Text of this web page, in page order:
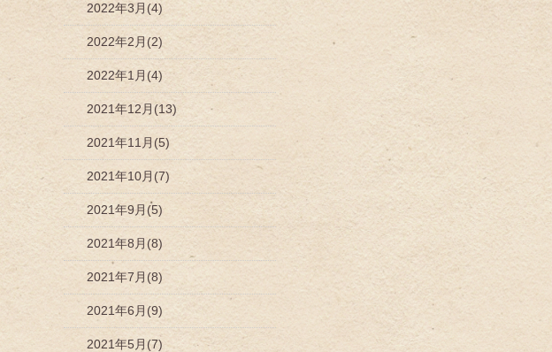
2022年3月(4)
2022年2月(2)
2022年1月(4)
2021年12月(13)
2021年11月(5)
2021年10月(7)
2021年9月(5)
2021年8月(8)
2021年7月(8)
2021年6月(9)
2021年5月(7)